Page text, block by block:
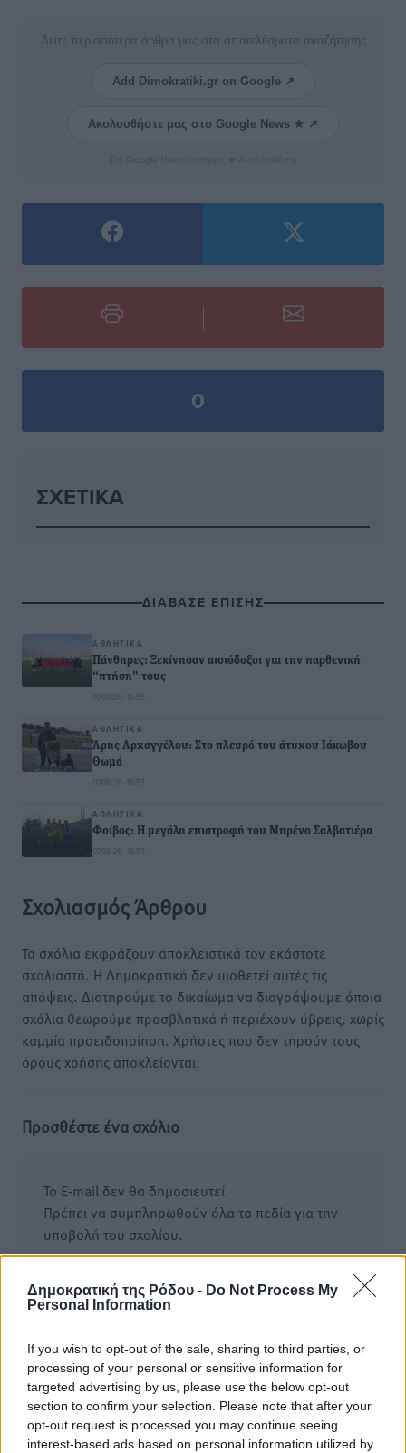
Δημοκρατική της Ρόδου - Do Not Process My
Personal Information
If you wish to opt-out of the sale, sharing to third parties, or
processing of your personal or sensitive information for
targeted advertising by us, please use the below opt-out
section to confirm your selection. Please note that after your
opt-out request is processed you may continue seeing
interest-based ads based on personal information utilized by
Δείτε περισσότερα άρθρα μας στα αποτελέσματα αναζήτησης
Add Dimokratiki.gr on Google ↗
Ακολουθήστε μας στο Google News ★ ↗
0
ΣΧΕΤΙΚΆ
ΔΙΑΒΑΣΕ ΕΠΙΣΗΣ
ΑΘΛΗΤΙΚΆ
Πάνθηρες: Ξεκίνησαν αισιόδοξοι για την παρθενική
“πτήση” τους
07.08.26 · 16:59
ΑΘΛΗΤΙΚΆ
Άρης Αρχαγγέλου: Στο πλευρό του άτυχου Ιάκωβου
Θωμά
07.08.26 · 16:57
ΑΘΛΗΤΙΚΆ
Φοίβος: Η μεγάλη επιστροφή του Μπρένο Σαλβατιέρα
07.08.26 · 16:53
Σχολιασμός Άρθρου
Τα σχόλια εκφράζουν αποκλειστικά τον εκάστοτε
σχολιαστή. Η Δημοκρατική δεν υιοθετεί αυτές τις
απόψεις. Διατηρούμε το δικαίωμα να διαγράψουμε όποια
σχόλια θεωρούμε προσβλητικά ή περιέχουν ύβρεις, χωρίς
καμμία προειδοποίηση. Χρήστες που δεν τηρούν τους
όρους χρήσης αποκλείονται.
Προσθέστε ένα σχόλιο
Το E-mail δεν θα δημοσιευτεί.
Πρέπει να συμπληρωθούν όλα τα πεδία για την
υποβολή του σχολίου.
Φύλαξε τα στοιχεία μου για την επόμενη φορά.